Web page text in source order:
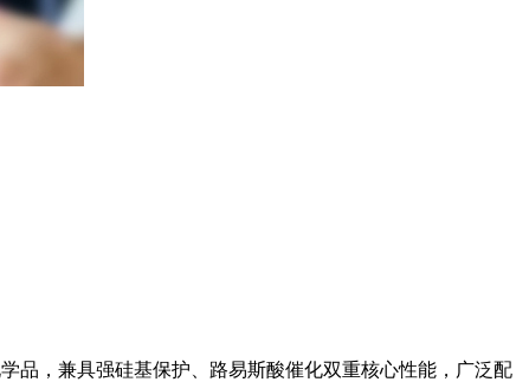
品，兼具强硅基保护、路易斯酸催化双重核心性能，广泛配